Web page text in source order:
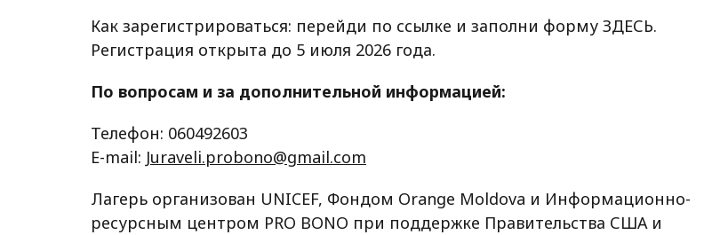
Как зарегистрироваться: перейди по ссылке и заполни форму ЗДЕСЬ.
Регистрация открыта до 5 июля 2026 года.
По вопросам и за дополнительной информацией:
Телефон: 060492603
E-mail: Juraveli.probono@gmail.com
Лагерь организован UNICEF, Фондом Orange Moldova и Информационно-
ресурсным центром PRO BONO при поддержке Правительства США и